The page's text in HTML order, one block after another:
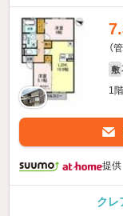
（
敷
1
提供
クレ